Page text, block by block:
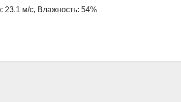
23.1 м/с, Влажность: 54%